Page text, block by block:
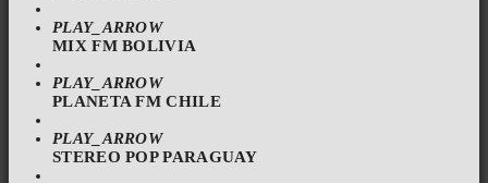
PLAY_ARROW
MIX FM BOLIVIA
PLAY_ARROW
PLANETA FM CHILE
PLAY_ARROW
STEREO POP PARAGUAY